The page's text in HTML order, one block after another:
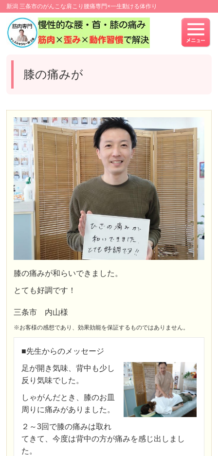
新潟 三条市のがんこな肩こり腰痛専門×一生動ける体作り
膝の痛みが
膝の痛みが和らいできました。
とても好調です！
三条市 内山様
※お客様の感想であり、効果効能を保証するものではありません。
■先生からのメッセージ
足が開き気味、背中も少し
反り気味でした。
しゃがんだとき、膝のお皿
周りに痛みがありました。
２～3回で膝の痛みは取れ
てきて、今度は背中の方が痛みを感じ出しまし
た。